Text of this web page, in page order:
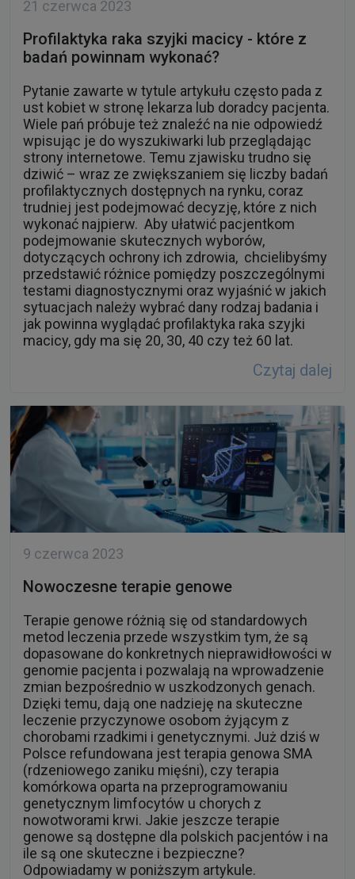
21 czerwca 2023
Profilaktyka raka szyjki macicy - które z
badań powinnam wykonać?
Pytanie zawarte w tytule artykułu często pada z
ust kobiet w stronę lekarza lub doradcy pacjenta.
Wiele pań próbuje też znaleźć na nie odpowiedź
wpisując je do wyszukiwarki lub przeglądając
strony internetowe. Temu zjawisku trudno się
dziwić – wraz ze zwiększaniem się liczby badań
profilaktycznych dostępnych na rynku, coraz
trudniej jest podejmować decyzję, które z nich
wykonać najpierw. Aby ułatwić pacjentkom
podejmowanie skutecznych wyborów,
dotyczących ochrony ich zdrowia, chcielibyśmy
przedstawić różnice pomiędzy poszczególnymi
testami diagnostycznymi oraz wyjaśnić w jakich
sytuacjach należy wybrać dany rodzaj badania i
jak powinna wyglądać profilaktyka raka szyjki
macicy, gdy ma się 20, 30, 40 czy też 60 lat.
Czytaj dalej
9 czerwca 2023
Nowoczesne terapie genowe
Terapie genowe różnią się od standardowych
metod leczenia przede wszystkim tym, że są
dopasowane do konkretnych nieprawidłowości w
genomie pacjenta i pozwalają na wprowadzenie
zmian bezpośrednio w uszkodzonych genach.
Dzięki temu, dają one nadzieję na skuteczne
leczenie przyczynowe osobom żyjącym z
chorobami rzadkimi i genetycznymi. Już dziś w
Polsce refundowana jest terapia genowa SMA
(rdzeniowego zaniku mięśni), czy terapia
komórkowa oparta na przeprogramowaniu
genetycznym limfocytów u chorych z
nowotworami krwi. Jakie jeszcze terapie
genowe są dostępne dla polskich pacjentów i na
ile są one skuteczne i bezpieczne?
Odpowiadamy w poniższym artykule.